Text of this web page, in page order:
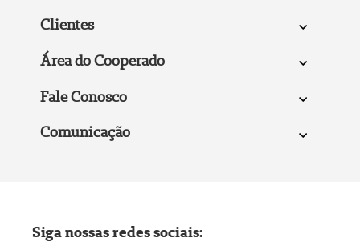
Clientes
Área do Cooperado
Fale Conosco
Comunicação
Siga nossas redes sociais: